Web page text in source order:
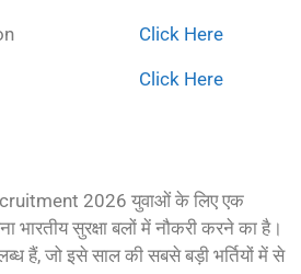
Click Here
Click Here
2026 युवाओं के लिए एक
भारतीय सुरक्षा बलों में नौकरी करने का है।
हैं, जो इसे साल की सबसे बड़ी भर्तियों में से